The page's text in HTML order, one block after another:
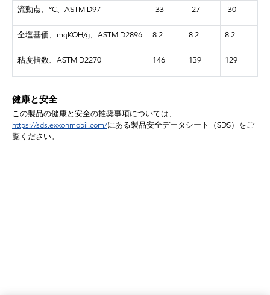
流動点、 °C、ASTM D97 -33 -27 -30
全塩基価、 mgKOH/g、ASTM D2896 8.2 8.2 8.2
粘度指数、 ASTM D2270 146 139 129
健康と安全
この製品の健康と安全の推奨事項については、
https://sds.exxonmobil.com/にある製品安全データシート（SDS）をご
覧ください。